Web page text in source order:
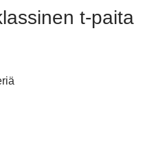
t-paita